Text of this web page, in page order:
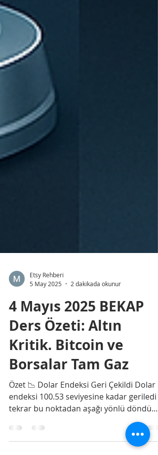
Etsy Rehberi
5 May 2025
2 dakikada okunur
4 Mayıs 2025 BEKAP
Ders Özeti: Altın
Kritik. Bitcoin ve
Borsalar Tam Gaz
Özet 📉 Dolar Endeksi Geri Çekildi Dolar
endeksi 100.53 seviyesine kadar geriledi